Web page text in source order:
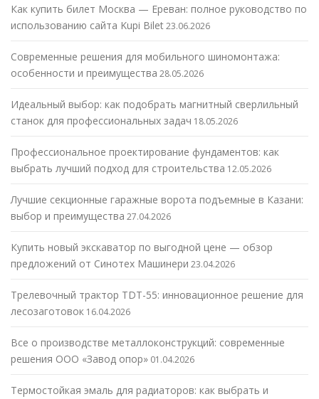
Как купить билет Москва — Ереван: полное руководство по
использованию сайта Kupi Bilet23.06.2026
Современные решения для мобильного шиномонтажа:
особенности и преимущества 28.05.2026
Идеальный выбор: как подобрать магнитный сверлильный
станок для профессиональных задач 18.05.2026
Профессиональное проектирование фундаментов: как
выбрать лучший подход для строительства 12.05.2026
Лучшие секционные гаражные ворота подъемные в Казани:
выбор и преимущества 27.04.2026
Купить новый экскаватор по выгодной цене — обзор
предложений от Синотех Машинери 23.04.2026
Трелевочный трактор TDT-55: инновационное решение для
лесозаготовок 16.04.2026
Все о производстве металлоконструкций: современные
решения ООО «Завод опор» 01.04.2026
Термостойкая эмаль для радиаторов: как выбрать и